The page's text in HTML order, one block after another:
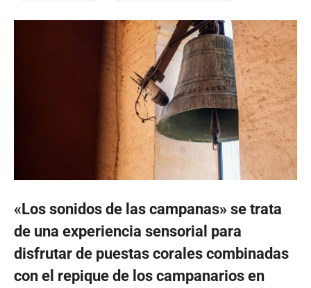
«Los sonidos de las campanas» se trata
de una experiencia sensorial para
disfrutar de puestas corales combinadas
con el repique de los campanarios en